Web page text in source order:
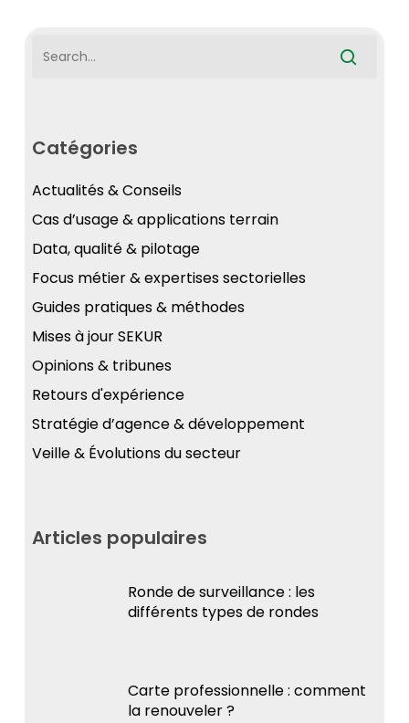
Catégories
Actualités & Conseils
Cas d’usage & applications terrain
Data, qualité & pilotage
Focus métier & expertises sectorielles
Guides pratiques & méthodes
Mises à jour SEKUR
Opinions & tribunes
Retours d'expérience
Stratégie d’agence & développement
Veille & Évolutions du secteur
Articles populaires
Ronde de surveillance : les
différents types de rondes
Carte professionnelle : comment
la renouveler ?